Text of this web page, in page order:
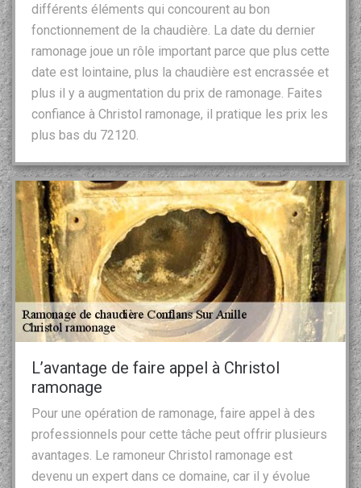
différents éléments qui concourent au bon
fonctionnement de la chaudière. La date du dernier
ramonage joue un rôle important parce que plus cette
date est lointaine, plus la chaudière est encrassée et
plus il y a augmentation du prix de ramonage. Faites
confiance à Christol ramonage, il pratique les prix les
plus bas du 72120.
L’avantage de faire appel à Christol
ramonage
Pour une opération de ramonage, faire appel à des
professionnels pour cette tâche peut offrir plusieurs
avantages. Le ramoneur Christol ramonage est
devenu un expert dans ce domaine, car il y évolue